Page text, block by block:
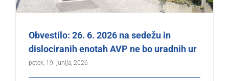
Obvestilo: 26. 6. 2026 na sedežu in
dislociranih enotah AVP ne bo uradnih ur
petek, 19. junija, 2026